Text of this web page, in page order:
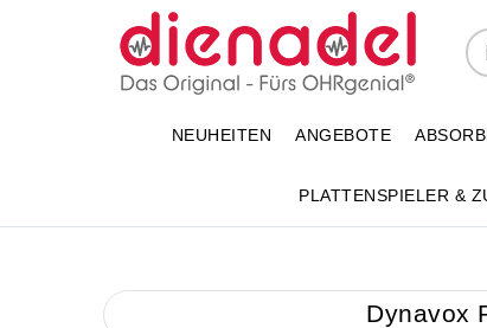
NEUHEITEN ANGEBOTE
PLATTENSPIELER &
Dynavox